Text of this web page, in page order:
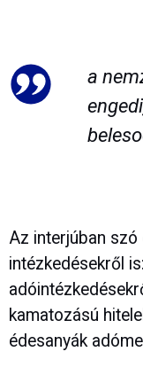
a
Az interjúban
intézkedésekről
kamatozású
édesanyák